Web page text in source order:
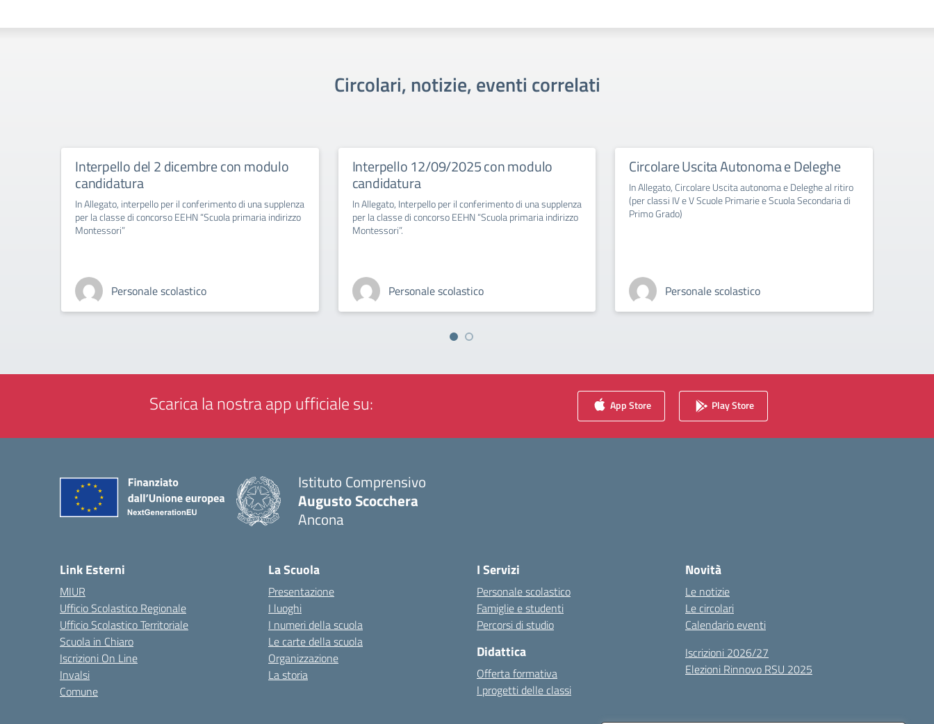
Circolari, notizie, eventi correlati
Interpello del 2 dicembre con modulo
candidatura
In Allegato, interpello per il conferimento di una supplenza
per la classe di concorso EEHN “Scuola primaria indirizzo
Montessori”
Personale scolastico
Interpello 12/09/2025 con modulo
candidatura
In Allegato, Interpello per il conferimento di una supplenza
per la classe di concorso EEHN “Scuola primaria indirizzo
Montessori”.
Personale scolastico
Circolare Uscita Autonoma e Deleghe
In Allegato, Circolare Uscita autonoma e Deleghe al ritiro
(per classi IV e V Scuole Primarie e Scuola Secondaria di
Primo Grado)
Personale scolastico
Scarica la nostra app ufficiale su: App Store Play Store
Istituto Comprensivo
Augusto Scocchera
Ancona
Link Esterni
MIUR
Ufficio Scolastico Regionale
Ufficio Scolastico Territoriale
Scuola in Chiaro
Iscrizioni On Line
Invalsi
Comune
La Scuola
Presentazione
I luoghi
I numeri della scuola
Le carte della scuola
Organizzazione
La storia
I Servizi
Personale scolastico
Famiglie e studenti
Percorsi di studio
Didattica
Offerta formativa
I progetti delle classi
Novità
Le notizie
Le circolari
Calendario eventi
Iscrizioni 2026/27
Elezioni Rinnovo RSU 2025